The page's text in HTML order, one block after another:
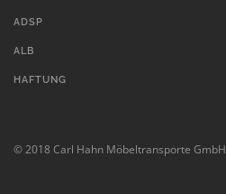
ADSP
ALB
HAFTUNG
© 2018 Carl Hahn Möbeltransporte GmbH